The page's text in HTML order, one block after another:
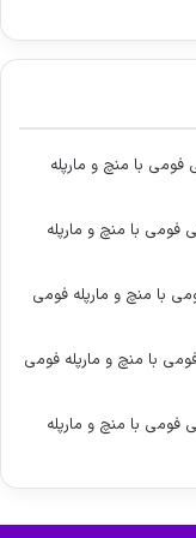
متر عمق با پایه) آن را به گزینه ای
یا در فضاهایی با
دستگاه نیز به نصب
شهره بوده و این
کاررفته در بدنه، با
مناسبی است که
است که به دوام کلی
مدت آن است. این
سونی براویا 32 اینچ
با منچ و مارپله
با منچ و مارپله
با منچ و مارپله فومی
با منچ و مارپله فومی
با منچ و مارپله